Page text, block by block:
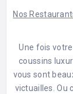
Nos
Une fois
coussins
vous sont
victuailles. Ou